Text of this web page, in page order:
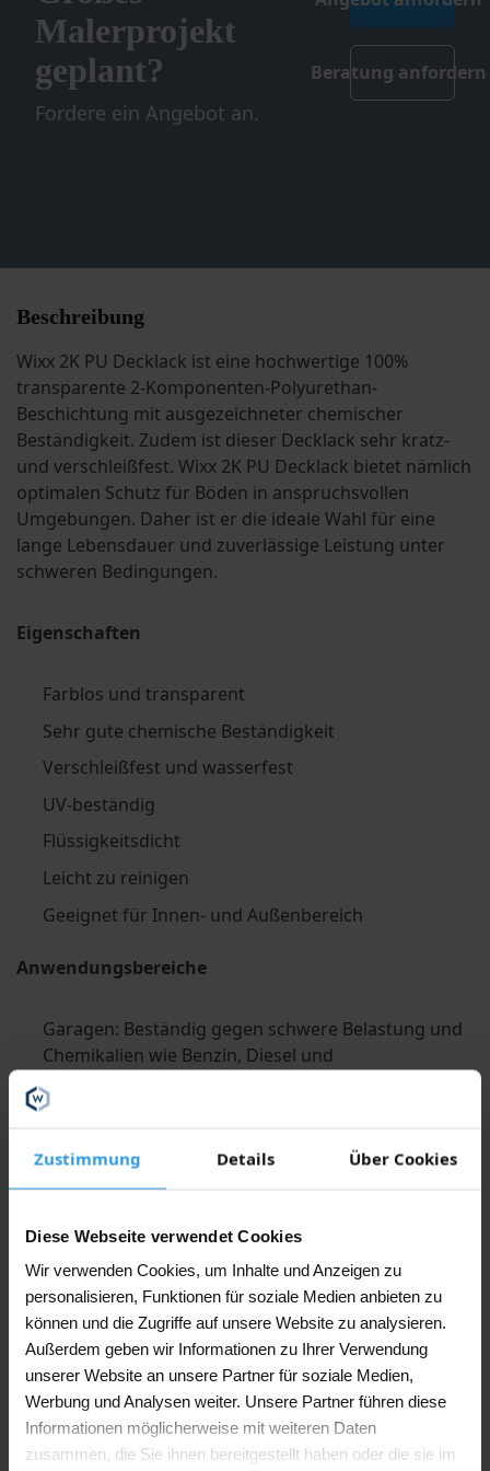
Zustimmung Details Über Cookies
Diese Webseite verwendet Cookies
Wir verwenden Cookies, um Inhalte und Anzeigen zu
personalisieren, Funktionen für soziale Medien anbieten zu
können und die Zugriffe auf unsere Website zu analysieren.
Außerdem geben wir Informationen zu Ihrer Verwendung
unserer Website an unsere Partner für soziale Medien,
Werbung und Analysen weiter. Unsere Partner führen diese
Informationen möglicherweise mit weiteren Daten
zusammen, die Sie ihnen bereitgestellt haben oder die sie im
Malerprojekt
geplant?
Fordere ein Angebot an.
Beratung anfordern
Beschreibung
Wixx 2K PU Decklack ist eine hochwertige 100%
transparente 2-Komponenten-Polyurethan-
Beschichtung mit ausgezeichneter chemischer
Beständigkeit. Zudem ist dieser Decklack sehr kratz-
und verschleißfest. Wixx 2K PU Decklack bietet nämlich
optimalen Schutz für Böden in anspruchsvollen
Umgebungen. Daher ist er die ideale Wahl für eine
lange Lebensdauer und zuverlässige Leistung unter
schweren Bedingungen.
Eigenschaften
Farblos und transparent
Sehr gute chemische Beständigkeit
Verschleißfest und wasserfest
UV-beständig
Flüssigkeitsdicht
Leicht zu reinigen
Geeignet für Innen- und Außenbereich
Anwendungsbereiche
Garagen: Beständig gegen schwere Belastung und
Chemikalien wie Benzin, Diesel und
Autoausstellungsräume: Dauerhafter Schutz
gegen Weichmacher in Autoreifen und intensive
Nutzung
Säuren wie Salzsäure
Industrieböden: Ideal für Umgebungen mit hoher
chemischer Belastung und Verschleiß
Lagerhallen: Verschleißfeste Deckschicht für
langanhaltenden Schutz
Verarbeitung
Wixx 2K PU Decklack ist speziell als zusätzliche
Schutzschicht über einem anderen Wixx 2K-Produkt